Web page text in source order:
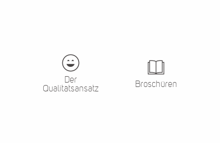
Der
Qualitätsansatz
Broschüren